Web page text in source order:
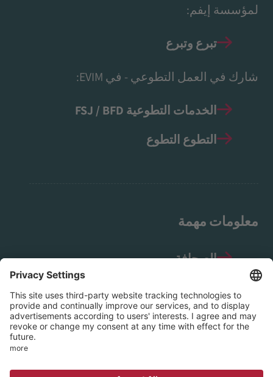
لمؤسسة إيفم:
تبرع وتبرع
شارك في العمل التطوعي - في EVIM:
الخدمات التطوعية FSJ / BFD
التطوع التطوع
معلومات مهمة
الصحافة
حماية البيانات